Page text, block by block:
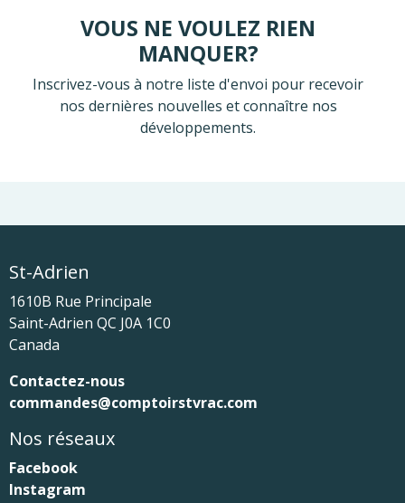
VOUS NE VOULEZ RIEN
MANQUER?
Inscrivez-vous à notre liste d'envoi pour recevoir
nos dernières nouvelles et connaître nos
développements.
St-Adrien
1610B Rue Principale
Saint-Adrien QC J0A 1C0
Canada
Contactez-nous
commandes@comptoirstvrac.com
Nos réseaux
Facebook
Instagram